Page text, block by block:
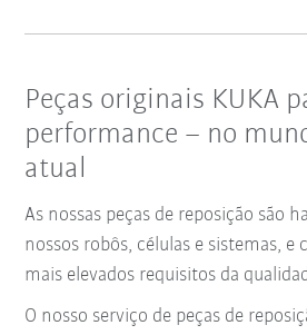
Peças originais KUKA
performance – no
atual
As nossas peças de reposição são
nossos robôs, células e sistemas, e
mais elevados requisitos da
O nosso serviço de peças de